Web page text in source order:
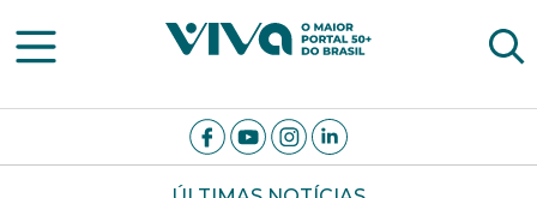
Viva Notícias